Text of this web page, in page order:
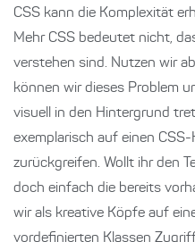
CSS kann die Komplexität
Mehr CSS bedeutet nicht,
verstehen sind. Nutzen wir
können wir dieses Problem
visuell in den Hintergrund
exemplarisch auf einen CSS-
zurückgreifen. Wollt ihr den
doch einfach die bereits
wir als kreative Köpfe auf
vordefinierten Klassen